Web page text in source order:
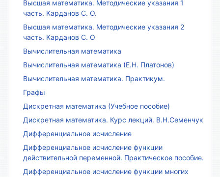
Высшая математика. Методические указания 1
часть. Карданов С. О.
Высшая математика. Методические указания 2
часть. Карданов С. О
Вычислительная математика
Вычислительная математика (Е.Н. Платонов)
Вычислительная математика. Практикум.
Графы
Дискретная математика (Учебное пособие)
Дискретная математика. Курс лекций. В.Н.Семенчук
Дифференциальное исчисление
Дифференциальное исчисление функции
действительной переменной. Практическое пособие.
Дифференциальное исчисление функции многих